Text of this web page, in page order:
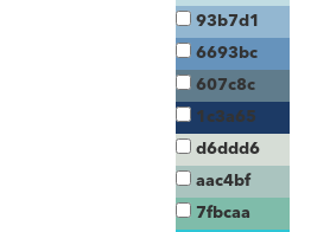
93b7d1
6693bc
607c8c
1c3a65
d6ddd6
aac4bf
7fbcaa